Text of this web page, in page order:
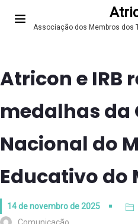
Associação dos Membros dos
Atricon e IRB
medalhas da
Nacional do
Educativo do
14 de novembro de 2025